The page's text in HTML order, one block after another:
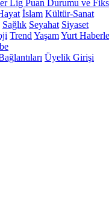
Lig Puan Durumu ve
İslam Kültür-Sanat
Sağlık Seyahat Siyaset
Trend YaşamYurt
Üyelik Girişi